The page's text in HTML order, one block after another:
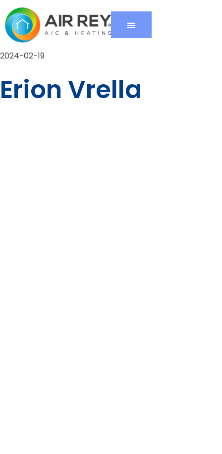
2024-02-19
Erion Vrella